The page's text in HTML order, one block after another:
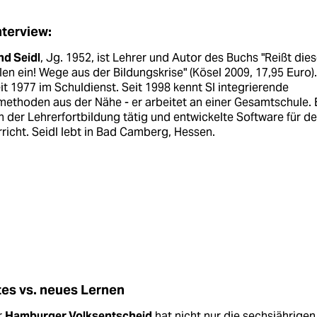
Seidl, Jg. 1952, ist Lehrer und Autor des Buchs "Reißt
ein! Wege aus der Bildungskrise" (Kösel 2009, 17,95
1977 im Schuldienst. Seit 1998 kennt Sl integrierende
aus der Nähe - er arbeitet an einer Gesamtschule.
der Lehrerfortbildung tätig und entwickelte Software für
Seidl lebt in Bad Camberg, Hessen.
vs. neues Lernen